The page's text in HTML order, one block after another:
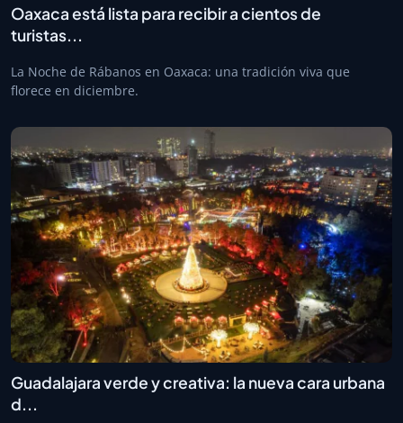
Oaxaca está lista para recibir a cientos de
turistas...
La Noche de Rábanos en Oaxaca: una tradición viva que
florece en diciembre.
Guadalajara verde y creativa: la nueva cara urbana
d...